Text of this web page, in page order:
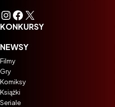
Instagram
Facebook
X
KONKURSY
NEWSY
Filmy
Gry
Komiksy
Książki
Seriale